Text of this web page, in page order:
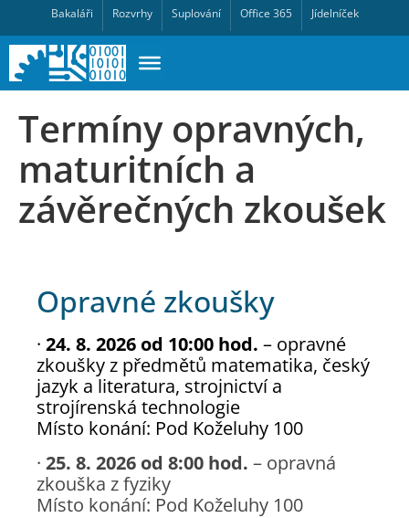
Bakaláři Rozvrhy Suplování Office 365 Jídelníček
Termíny opravných,
maturitních a
závěrečných zkoušek
Opravné zkoušky
· 24. 8. 2026 od 10:00 hod. – opravné
zkoušky z předmětů matematika, český
jazyk a literatura, strojnictví a
strojírenská technologie
Místo konání: Pod Koželuhy 100
· 25. 8. 2026 od 8:00 hod. – opravná
zkouška z fyziky
Místo konání: Pod Koželuhy 100